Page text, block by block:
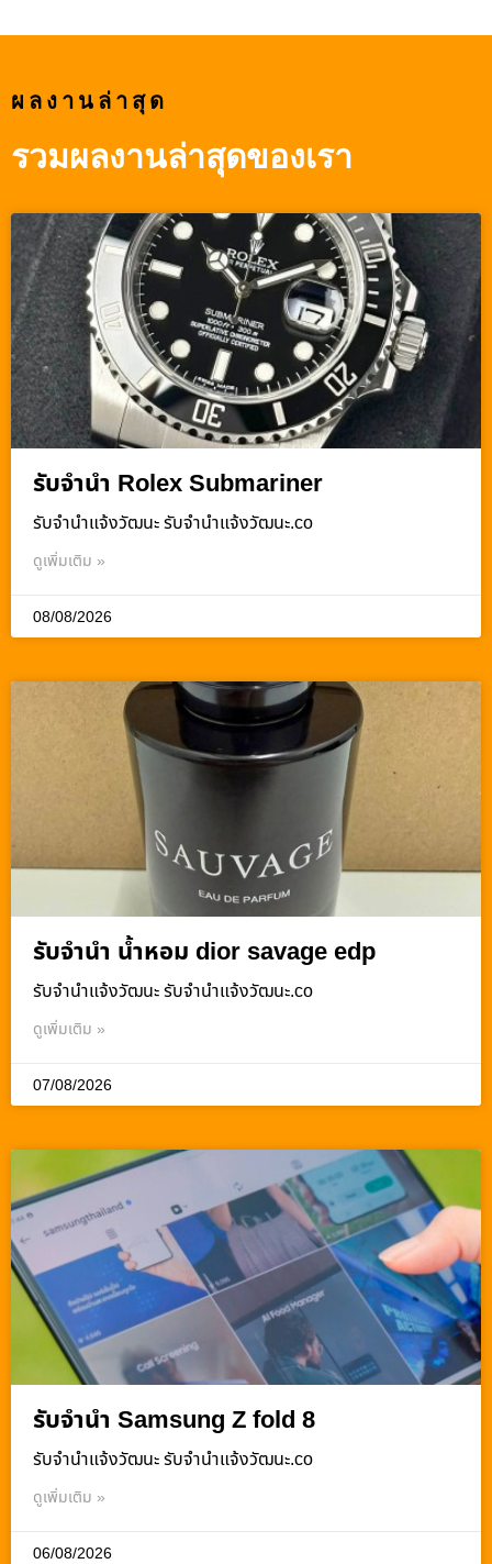
ผลงานล่าสุด
รวมผลงานล่าสุดของเรา
รับจำนำ Rolex Submariner
รับจํานําแจ้งวัฒนะ รับจํานําแจ้งวัฒนะ.co
ดูเพิ่มเติม »
08/08/2026
รับจำนำ น้ำหอม dior savage edp
รับจํานําแจ้งวัฒนะ รับจํานําแจ้งวัฒนะ.co
ดูเพิ่มเติม »
07/08/2026
รับจำนำ Samsung Z fold 8
รับจํานําแจ้งวัฒนะ รับจํานําแจ้งวัฒนะ.co
ดูเพิ่มเติม »
06/08/2026